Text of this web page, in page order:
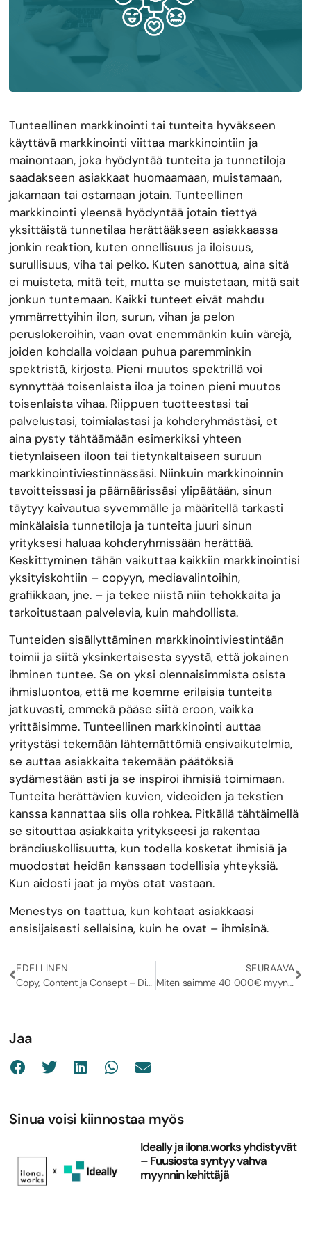
Tunteellinen markkinointi tai tunteita hyväkseen
käyttävä markkinointi viittaa markkinointiin ja
mainontaan, joka hyödyntää tunteita ja tunnetiloja
saadakseen asiakkaat huomaamaan, muistamaan,
jakamaan tai ostamaan jotain. Tunteellinen
markkinointi yleensä hyödyntää jotain tiettyä
yksittäistä tunnetilaa herättääkseen asiakkaassa
jonkin reaktion, kuten onnellisuus ja iloisuus,
surullisuus, viha tai pelko. Kuten sanottua, aina sitä
ei muisteta, mitä teit, mutta se muistetaan, mitä sait
jonkun tuntemaan. Kaikki tunteet eivät mahdu
ymmärrettyihin ilon, surun, vihan ja pelon
peruslokeroihin, vaan ovat enemmänkin kuin värejä,
joiden kohdalla voidaan puhua paremminkin
spektristä, kirjosta. Pieni muutos spektrillä voi
synnyttää toisenlaista iloa ja toinen pieni muutos
toisenlaista vihaa. Riippuen tuotteestasi tai
palvelustasi, toimialastasi ja kohderyhmästäsi, et
aina pysty tähtäämään esimerkiksi yhteen
tietynlaiseen iloon tai tietynkaltaiseen suruun
markkinointiviestinnässäsi. Niinkuin markkinoinnin
tavoitteissasi ja päämäärissäsi ylipäätään, sinun
täytyy kaivautua syvemmälle ja määritellä tarkasti
minkälaisia tunnetiloja ja tunteita juuri sinun
yrityksesi haluaa kohderyhmissään herättää.
Keskittyminen tähän vaikuttaa kaikkiin markkinointisi
yksityiskohtiin – copyyn, mediavalintoihin,
grafiikkaan, jne. – ja tekee niistä niin tehokkaita ja
tarkoitustaan palvelevia, kuin mahdollista.
Tunteiden sisällyttäminen markkinointiviestintään
toimii ja siitä yksinkertaisesta syystä, että jokainen
ihminen tuntee. Se on yksi olennaisimmista osista
ihmisluontoa, että me koemme erilaisia tunteita
jatkuvasti, emmekä pääse siitä eroon, vaikka
yrittäisimme. Tunteellinen markkinointi auttaa
yritystäsi tekemään lähtemättömiä ensivaikutelmia,
se auttaa asiakkaita tekemään päätöksiä
sydämestään asti ja se inspiroi ihmisiä toimimaan.
Tunteita herättävien kuvien, videoiden ja tekstien
kanssa kannattaa siis olla rohkea. Pitkällä tähtäimellä
se sitouttaa asiakkaita yritykseesi ja rakentaa
brändiuskollisuutta, kun todella kosketat ihmisiä ja
muodostat heidän kanssaan todellisia yhteyksiä.
Kun aidosti jaat ja myös otat vastaan.
Menestys on taattua, kun kohtaat asiakkaasi
ensisijaisesti sellaisina, kuin he ovat – ihmisinä.
EDELLINEN
Copy, Content ja Consept – Digimarkkinoinnin ydin
SEURAAVA
Miten saimme 40 000€ myynnit asiakkaamme verkkokauppaan yhdessä viikonlopussa?
Jaa
Sinua voisi kiinnostaa myös
Ideally ja ilona.works yhdistyvät
– Fuusiosta syntyy vahva
myynnin kehittäjä